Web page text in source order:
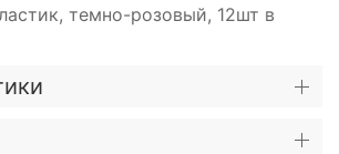
темно-розовый, 12шт в